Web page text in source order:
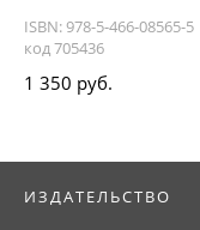
ISBN: 978-5-466-08565-5
код 705436
1 350 руб.
ИЗДАТЕЛЬСТВО